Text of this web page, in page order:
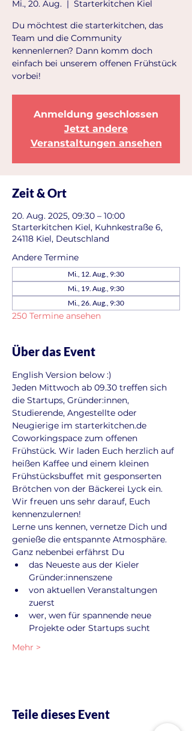
Mi., 20. Aug.
  |
Starterkitchen Kiel
Du möchtest die starterkitchen, das
Team und die Community
kennenlernen? Dann komm doch
einfach bei unserem offenen Frühstück
vorbei!
Anmeldung geschlossen
Jetzt andere
Veranstaltungen ansehen
Zeit & Ort
20. Aug. 2025, 09:30 – 10:00
Starterkitchen Kiel, Kuhnkestraße 6,
24118 Kiel, Deutschland
Andere Termine
Mi., 12. Aug., 9:30
Mi., 19. Aug., 9:30
Mi., 26. Aug., 9:30
250 Termine ansehen
Über das Event
English Version below :)
Jeden Mittwoch ab 09.30 treffen sich
die Startups, Gründer:innen,
Studierende, Angestellte oder
Neugierige im starterkitchen.de
Coworkingspace zum offenen
Frühstück. Wir laden Euch herzlich auf
heißen Kaffee und einem kleinen
Frühstücksbuffet mit gesponserten
Brötchen von der Bäckerei Lyck ein.
Wir freuen uns sehr darauf, Euch
kennenzulernen!
Lerne uns kennen, vernetze Dich und
genieße die entspannte Atmosphäre.
Ganz nebenbei erfährst Du
das Neueste aus der Kieler
Gründer:innenszene
von aktuellen Veranstaltungen
zuerst
wer, wen für spannende neue
Projekte oder Startups sucht
Mehr >
Teile dieses Event